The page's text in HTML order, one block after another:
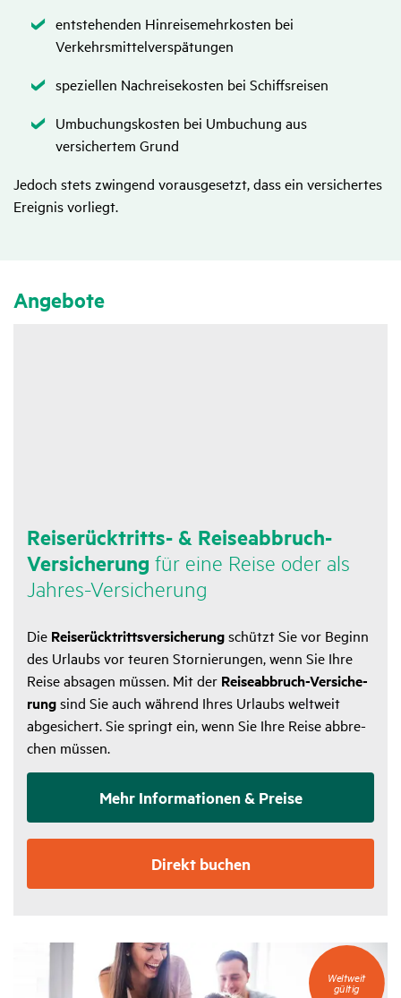
Zutreffend
entstehenden Hinreisemehrkosten bei
Verkehrsmittelverspätungen
Zutreffend
speziellen Nachreisekosten bei Schiffsreisen
Zutreffend
Umbuchungskosten bei Umbuchung aus
versichertem Grund
Jedoch stets zwingend vorausgesetzt, dass ein versichertes
Ereignis vorliegt.
Ange­bote
Reise­rück­tritts- & Reise­ab­bruch-
Versi­che­rung für eine Reise oder als
Jahres-Versi­che­rung
Die Reise­rück­tritts­ver­si­che­rungschützt Sie vor Beginn
des Urlaubs vor teuren Stor­nie­rungen, wenn Sie Ihre
Reise absagen müssen. Mit der Reise­ab­bruch-Versi­che­
rungsind Sie auch während Ihres Urlaubs welt­weit
abge­si­chert. Sie springt ein, wenn Sie Ihre Reise abbre­
chen müssen.
Mehr Infor­ma­tionen & Preise
Direkt buchen
Weltweit
gültig
Weltweit
gültig